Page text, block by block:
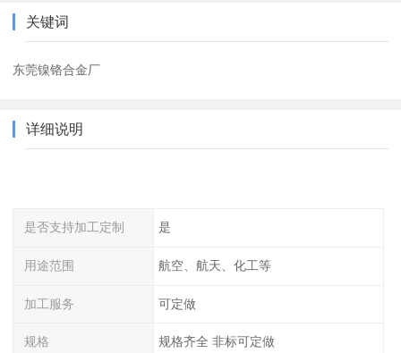
关键词
东莞镍铬合金厂
详细说明
是否支持加工定制 是
用途范围 航空、航天、化工等
加工服务 可定做
规格 规格齐全 非标可定做